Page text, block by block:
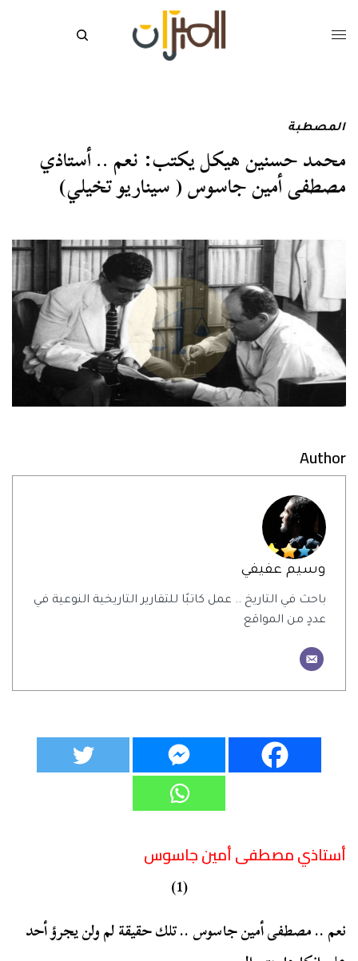
المصطبة
محمد حسنين هيكل يكتب: نعم .. أستاذي
مصطفى أمين جاسوس ( سيناريو تخيلي)
Author
وسيم عفيفي
باحث في التاريخ .. عمل كاتبًا للتقارير التاريخية النوعية في
عددٍ من المواقع
أستاذي مصطفى أمين جاسوس
(1)
نعم .. مصطفى أمين جاسوس .. تلك حقيقة لم ولن يجرؤ أحد